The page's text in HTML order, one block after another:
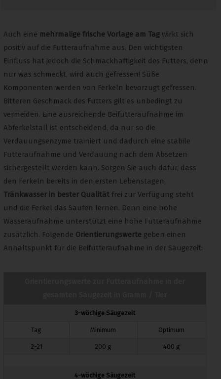
Auch eine mehrmalige frische Vorlage am Tagwirkt sich
positiv auf die Futteraufnahme aus. Den wichtigsten
Einfluss hat jedoch die Schmackhaftigkeit des Futters, denn
nur was schmeckt, wird auch gefressen! Süße
Komponenten werden von Ferkeln bevorzugt gefressen.
Bitteren Geschmack des Futters gilt es unbedingt zu
vermeiden. Eine ausreichende Beifutteraufnahme im
Abferkelstall ist entscheidend, da nur so die
Verdauungsenzyme trainiert und dadurch eine stabile
Futteraufnahme und Verdauung nach dem Absetzen
sichergestellt werden kann. Sorgen Sie auch dafür, dass
den Ferkeln bereits in den ersten Lebenstagen
Tränkwasser in bester Qualitätfrei zur Verfügung steht
und die Ferkel das Saufen lernen. Denn eine hohe
Wasseraufnahme unterstützt eine hohe Futteraufnahme
zusätzlich. Folgende Orientierungswerte geben einen
Anhaltspunkt für die Beifutteraufnahme in der Säugezeit:
3-wöchige Säugezeit
Tag Minimum Optimum
2-21 200 g 400 g
4-wöchige Säugezeit